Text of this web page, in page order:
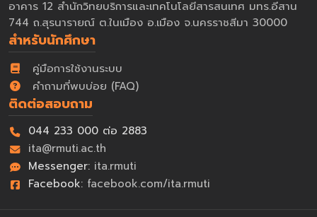
อาคาร 12 สำนักวิทยบริการและเทคโนโลยีสารสนเทศ มทร.อีสาน
744 ถ.สุรนารายณ์ ต.ในเมือง อ.เมือง จ.นครราชสีมา 30000
สำหรับนักศึกษา
คู่มือการใช้งานระบบ
คำถามที่พบบ่อย (FAQ)
ติดต่อสอบถาม
044 233 000 ต่อ 2883
ita@rmuti.ac.th
Messenger: ita.rmuti
Facebook: facebook.com/ita.rmuti